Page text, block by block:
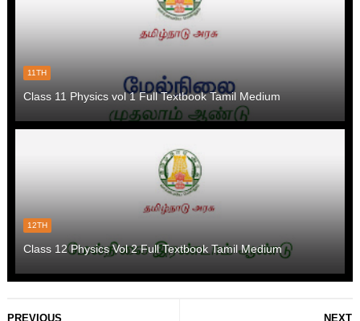
11TH
Class 11 Physics vol 1 Full Textbook Tamil Medium
12TH
Class 12 Physics Vol 2 Full Textbook Tamil Medium
NEXT
PREVIOUS